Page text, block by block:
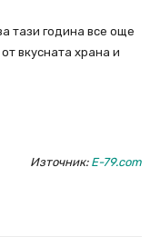
тази година все още
вкусната храна и
Източник: E-79.com